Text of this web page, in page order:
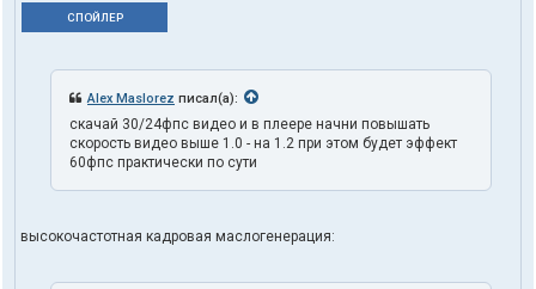
СПОЙЛЕР
Alex Maslorez писал(а):
скачай 30/24фпс видео и в плеере начни повышать
скорость видео выше 1.0 - на 1.2 при этом будет эффект
60фпс практически по сути
высокочастотная кадровая маслогенерация: